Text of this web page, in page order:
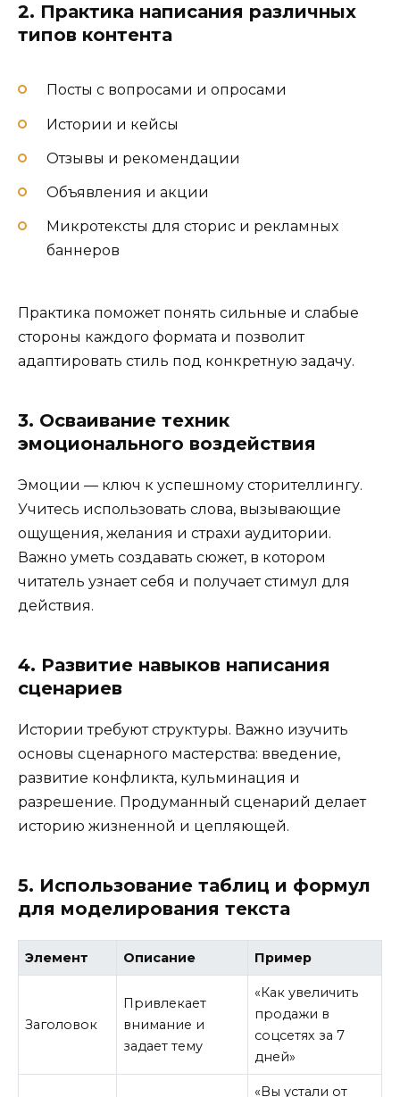
2. Практика написания различных
типов контента
Посты с вопросами и опросами
Истории и кейсы
Отзывы и рекомендации
Объявления и акции
Микротексты для сторис и рекламных
баннеров
Практика поможет понять сильные и слабые
стороны каждого формата и позволит
адаптировать стиль под конкретную задачу.
3. Осваивание техник
эмоционального воздействия
Эмоции — ключ к успешному сторителлингу.
Учитесь использовать слова, вызывающие
ощущения, желания и страхи аудитории.
Важно уметь создавать сюжет, в котором
читатель узнает себя и получает стимул для
действия.
4. Развитие навыков написания
сценариев
Истории требуют структуры. Важно изучить
основы сценарного мастерства: введение,
развитие конфликта, кульминация и
разрешение. Продуманный сценарий делает
историю жизненной и цепляющей.
5. Использование таблиц и формул
для моделирования текста
Элемент Описание Пример
Заголовок
Привлекает
внимание и
задает тему
«Как увеличить
продажи в
соцсетях за 7
дней»
«Вы устали от